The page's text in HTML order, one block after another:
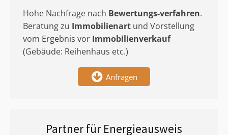
Hohe Nachfrage nach Bewertungs-verfahren.
Beratung zu Immobilienart und Vorstellung
vom Ergebnis vor Immobilienverkauf
(Gebäude: Reihenhaus etc.)
Anfragen
Partner für Energieausweis